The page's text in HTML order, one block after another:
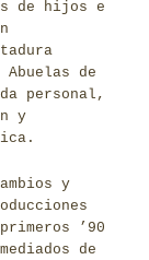
de hijos e
de
personal,
y
y
’90
de